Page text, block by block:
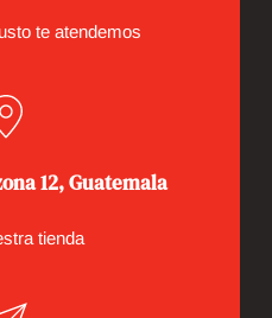
te atendemos
12, Guatemala
tienda